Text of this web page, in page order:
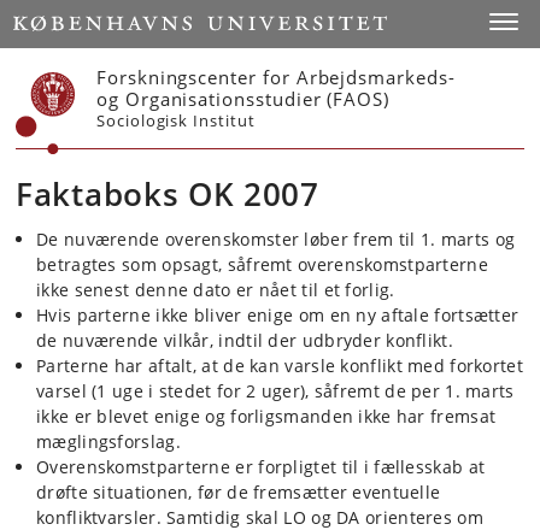
Start
Forskningscenter for Arbejdsmarkeds-
og Organisationsstudier (FAOS)
Sociologisk Institut
Faktaboks OK 2007
De nuværende overenskomster løber frem til 1. marts og
betragtes som opsagt, såfremt overenskomstparterne
ikke senest denne dato er nået til et forlig.
Hvis parterne ikke bliver enige om en ny aftale fortsætter
de nuværende vilkår, indtil der udbryder konflikt.
Parterne har aftalt, at de kan varsle konflikt med forkortet
varsel (1 uge i stedet for 2 uger), såfremt de per 1. marts
ikke er blevet enige og forligsmanden ikke har fremsat
mæglingsforslag.
Overenskomstparterne er forpligtet til i fællesskab at
drøfte situationen, før de fremsætter eventuelle
konfliktvarsler. Samtidig skal LO og DA orienteres om